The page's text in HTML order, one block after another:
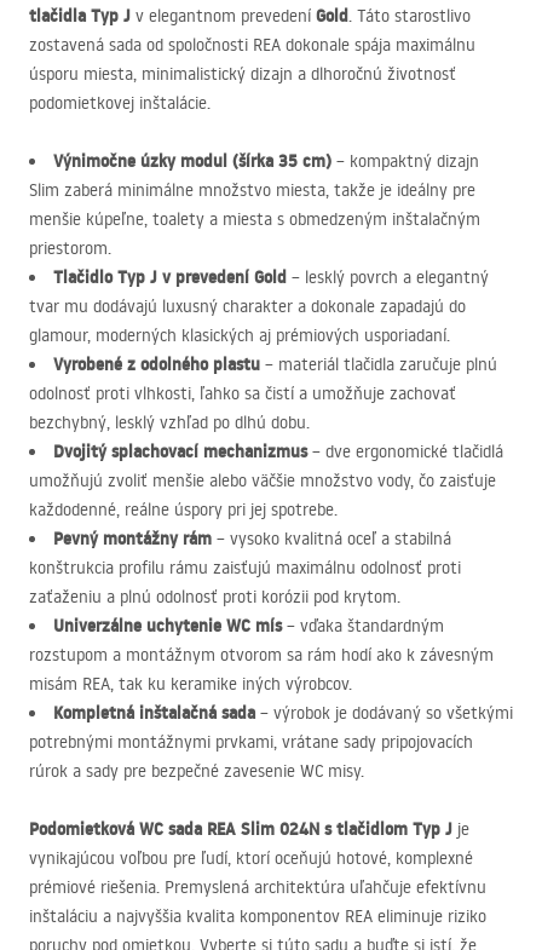
tlačidla Typ J v elegantnom prevedení Gold. Táto starostlivo
zostavená sada od spoločnosti REA dokonale spája maximálnu
úsporu miesta, minimalistický dizajn a dlhoročnú životnosť
podomietkovej inštalácie.
Výnimočne úzky modul (šírka 35 cm) – kompaktný dizajn
Slim zaberá minimálne množstvo miesta, takže je ideálny pre
menšie kúpeľne, toalety a miesta s obmedzeným inštalačným
priestorom.
Tlačidlo Typ J v prevedení Gold – lesklý povrch a elegantný
tvar mu dodávajú luxusný charakter a dokonale zapadajú do
glamour, moderných klasických aj prémiových usporiadaní.
Vyrobené z odolného plastu – materiál tlačidla zaručuje plnú
odolnosť proti vlhkosti, ľahko sa čistí a umožňuje zachovať
bezchybný, lesklý vzhľad po dlhú dobu.
Dvojitý splachovací mechanizmus– dve ergonomické tlačidlá
umožňujú zvoliť menšie alebo väčšie množstvo vody, čo zaisťuje
každodenné, reálne úspory pri jej spotrebe.
Pevný montážny rám – vysoko kvalitná oceľ a stabilná
konštrukcia profilu rámu zaisťujú maximálnu odolnosť proti
zaťaženiu a plnú odolnosť proti korózii pod krytom.
Univerzálne uchytenie WC mís– vďaka štandardným
rozstupom a montážnym otvorom sa rám hodí ako k závesným
misám REA, tak ku keramike iných výrobcov.
Kompletná inštalačná sada – výrobok je dodávaný so všetkými
potrebnými montážnymi prvkami, vrátane sady pripojovacích
rúrok a sady pre bezpečné zavesenie WC misy.
Podomietková WC sada REA Slim 024N s tlačidlom Typ J je
vynikajúcou voľbou pre ľudí, ktorí oceňujú hotové, komplexné
prémiové riešenia. Premyslená architektúra uľahčuje efektívnu
inštaláciu a najvyššia kvalita komponentov REA eliminuje riziko
poruchy pod omietkou. Vyberte si túto sadu a buďte si istí, že